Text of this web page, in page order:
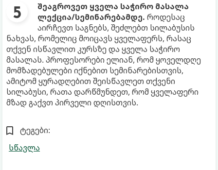
შეაგროვეთ ყველა საჭირო მასალა
ლექცია/სემინარებამდე. როდესაც
აირჩევთ საგნებს, შეძლებთ სილაბუსის
ნახვას, რომელიც მოიცავს ყველაფერს, რასაც
თქვენ ისწავლით კურსზე და ყველა საჭირო
მასალას. პროფესორები ელიან, რომ ყოველდღე
მომზადებულები იქნებით სემინარებისთვის,
ამიტომ ყურადღებით შეისწავლეთ თქვენი
სილაბუსი, რათა დარწმუნდეთ, რომ ყველაფერი
მზად გაქვთ პირველი დღისთვის.
ტეგები:
სწავლა